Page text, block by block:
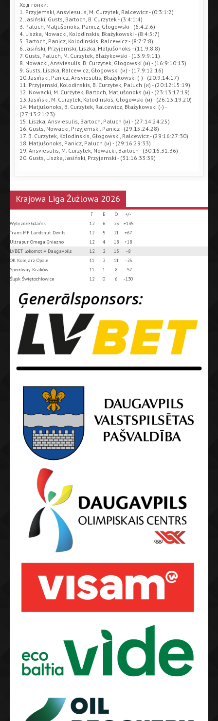
Ход гонки:
1. Przyjemski, Ansviesulis, M. Curzytek, Ralcewicz - (0:3:1:2)
2. Jasiński, Gusts, Bartoch, B. Curzytek - (3:4:1:4)
3. Paluch, Matjušonoks, Panicz, Głogowski - (6:4:2:6)
4. Liszka, Nowacki, Kolodinskis, Błażykowski - (8:4:5:7)
5. Bartoch, Panicz, Kolodinskis, Ralcewicz - (8:7:7:8)
6. Jasiński, Przyjemski, Liszka, Matjušonoks - (11:9:8:8)
7. Gusts, Paluch, M. Curzytek, Błażykowski - (13:9:9:11)
8. Nowacki, Ansviesulis, B. Curzytek, Głogowski (и) - (16:9:10:13)
9. Gusts, Liszka, Ralcewicz, Głogowski (и) - (17:9:12:16)
10. Jasiński, Panicz, Ansviesulis, Błażykowski (-) - (20:9:14:17)
11. Przyjemski, Kolodinskis, B. Curzytek, Paluch (и) - (20:12:15:19)
12. Nowacki, M. Curzytek, Bartoch, Matjušonoks (и) - (23:13:17:19)
13. Jasiński, M. Curzytek, Kolodinskis, Głogowski (и) - (26:13:19:20)
14. Matjušonoks, B. Curzytek, Ralcewicz, Błażykowski (-) -
(27:13:21:23)
15. Liszka, Ansviesulis, Bartoch, Paluch (и) - (27:14:24:25)
16. Gusts, Nowacki, Przyjemski, Panicz - (29:15:24:28)
17. B. Curzytek, Kolodinskis, Głogowski, Ralcewicz - (29:16:27:30)
18. Matjušonoks, Panicz, Paluch (и) - (29:16:29:33)
19. Ansviesulis, M. Curzytek, Nowacki, Bartoch - (30:16:31:36)
20. Gusts, Liszka, Jasiński, Przyjemski - (31:16:33:39)
Krajowa Liga Żużlowa 2026
Г Б О
+/-
Wybrzeże Gdańsk
12 6 25
+135
Trans MF Landshut Devils
12 5 21
+67
Ultrapur Omega Gniezno
12 4 18
+18
LVBET Lokomotiv Daugavpils
12 2 13
-8
OK Kolejarz Opole
11 2 11
-25
Speedway Kraków
11 1 8
-57
Śląsk Świętochłowice
12 0 6 -130